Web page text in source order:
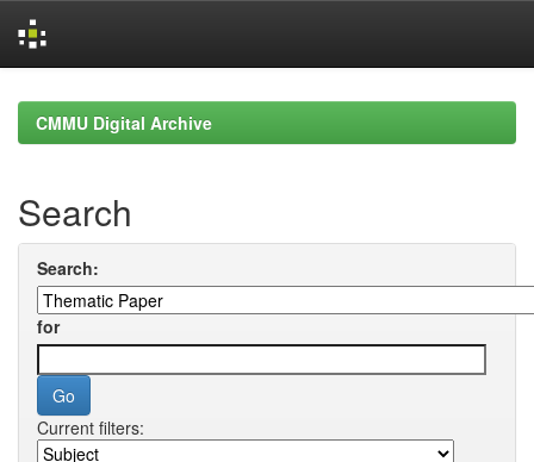
navigationCMMU Digital Archive
Search
Search:
for
Current filters: